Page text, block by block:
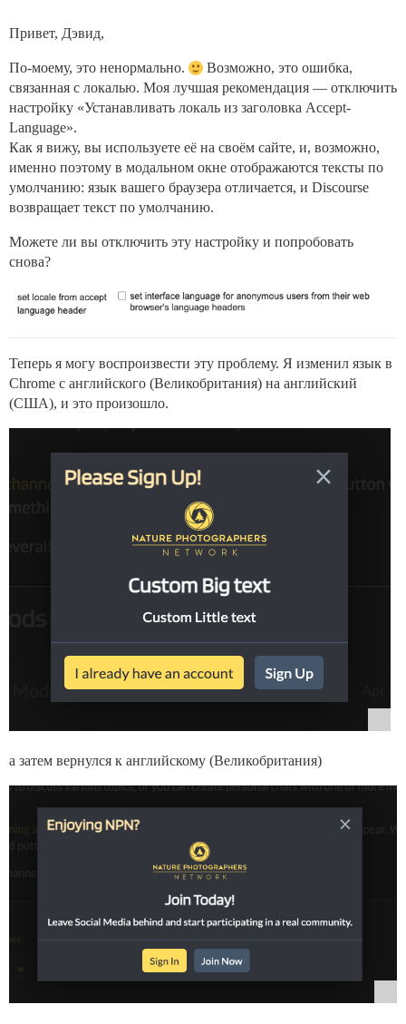
Привет, Дэвид,
По-моему, это ненормально.
Возможно, это ошибка,
связанная с локалью. Моя лучшая рекомендация — отключить
настройку «Устанавливать локаль из заголовка Accept-
Language».
Как я вижу, вы используете её на своём сайте, и, возможно,
именно поэтому в модальном окне отображаются тексты по
умолчанию: язык вашего браузера отличается, и Discourse
возвращает текст по умолчанию.
Можете ли вы отключить эту настройку и попробовать
снова?
Теперь я могу воспроизвести эту проблему. Я изменил язык в
Chrome с английского (Великобритания) на английский
(США), и это произошло.
а затем вернулся к английскому (Великобритания)